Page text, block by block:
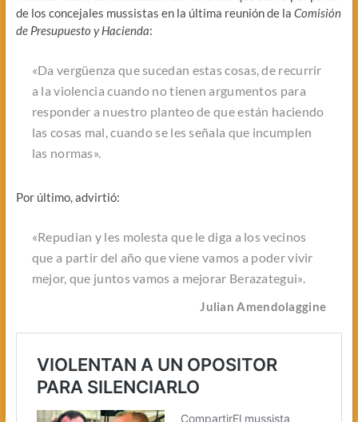
de los concejales mussistas en la última reunión de la Comisión
de Presupuesto y Hacienda:
«Da vergüenza que sucedan estas cosas, de recurrir
a la violencia cuando no tienen argumentos para
responder a nuestro planteo de que están haciendo
las cosas mal, cuando se les señala que incumplen
las normas».
Por último, advirtió:
«Repudian y les molesta que le diga a los vecinos
que a partir del año que viene vamos a poder vivir
mejor, que juntos vamos a mejorar Berazategui».
Julian Amendolaggine